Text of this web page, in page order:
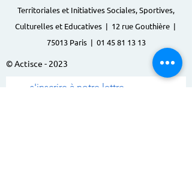
Territoriales et Initiatives Sociales, Sportives,
Culturelles et Educatives | 12 rue Gouthière |
75013 Paris | 01 45 81 13 13
© Actisce - 2023
s'inscrire à notre lettre